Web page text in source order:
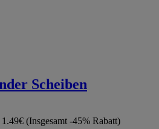
Scheiben
(Insgesamt -45% Rabatt)